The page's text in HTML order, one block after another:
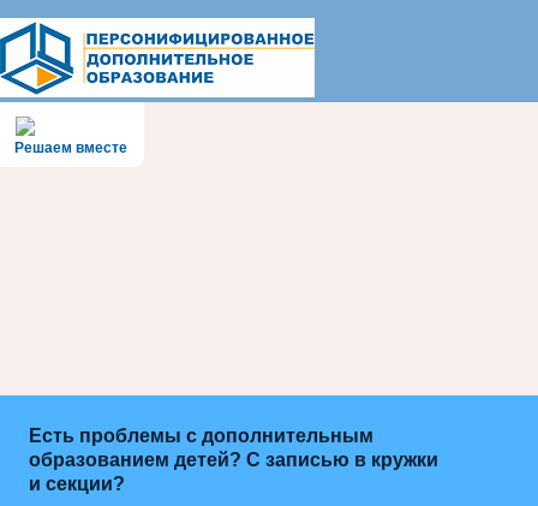
Решаем вместе
Есть проблемы с дополнительным
образованием детей? С записью в кружки
и секции?